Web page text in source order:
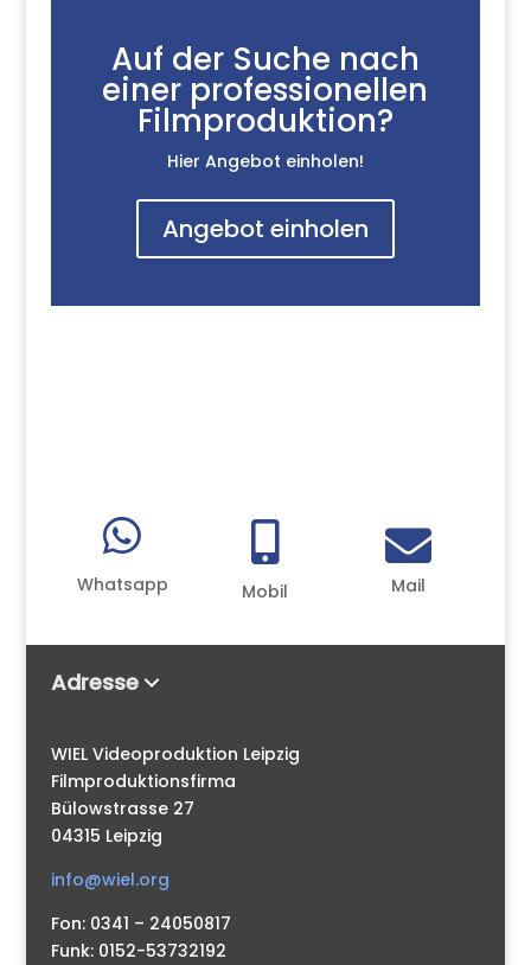
Auf der Suche nach
einer professionellen
Filmproduktion?
Hier Angebot einholen!
Angebot einholen

Whatsapp

Mobil

Mail
Adresse
WIEL Videoproduktion Leipzig
Filmproduktionsfirma
Bülowstrasse 27
04315 Leipzig
info@wiel.org
Fon: 0341 – 24050817
Funk: 0152-53732192